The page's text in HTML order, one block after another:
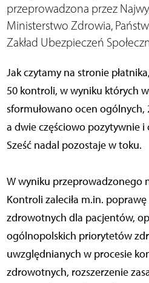
przeprowadzona przez
Ministerstwo Zdrowia,
Zakład Ubezpieczeń
Jak czytamy na stronie
50 kontroli, w wyniku których
sformułowano ocen
a dwie częściowo pozytywnie
Sześć nadal pozostaje w toku.
W wyniku przeprowadzonego
Kontroli zaleciła m.in.
zdrowotnych dla pacjentów,
ogólnopolskich priorytetów
uwzględnianych w procesie
zdrowotnych, rozszerzenie